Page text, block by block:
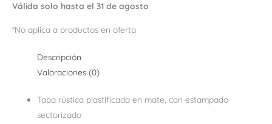
Válida solo hasta el 31 de agosto
*No aplica a productos en oferta
Descripción
Valoraciones (0)
Tapa rústica plastificada en mate, con estampado
sectorizado